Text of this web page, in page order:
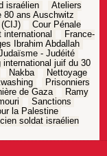
israélien
Ateliers
80 ans Auschwitz
Cour Pénale
international
France-
Ibrahim Abdallah
- Judéité
international juif du 30
Nakba
Nettoyage
Prisonniers
de Gaza
Ramy
Sanctions
la Palestine
soldat israélien